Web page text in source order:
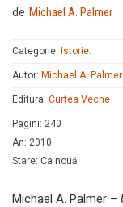
de Michael A. Palmer
Categorie: Istorie.
Autor: Michael A. Palmer.
Editura: Curtea Veche
Pagini: 240
An: 2010
Stare: Ca nouă
Michael A. Palmer –